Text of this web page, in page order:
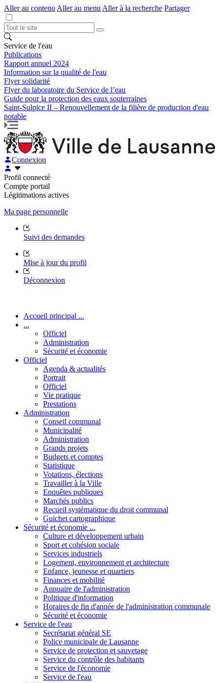
Aller au contenu Aller au menu Aller à la recherche Partager
Service de l'eau
Publications
Rapport annuel 2024
Information sur la qualité de l'eau
Flyer solidarité
Flyer du laboratoire du Service de l’eau
Guide pour la protection des eaux souterraines
Saint-Sulpice II – Renouvellement de la filière de production d'eau
potable
Connexion
Profil connecté
Compte portail
Légitimations actives
Ma page personnelle
Suivi des demandes
Mise à jour du profil
Déconnexion
Accueil principal ...
...
Officiel
Administration
Sécurité et économie
Officiel
Agenda & actualités
Portrait
Officiel
Vie pratique
Prestations
Administration
Conseil communal
Municipalité
Administration
Grands projets
Budgets et comptes
Statistique
Votations, élections
Travailler à la Ville
Enquêtes publiques
Marchés publics
Recueil systématique du droit communal
Guichet cartographique
Sécurité et économie ...
Culture et développement urbain
Sport et cohésion sociale
Services industriels
Logement, environnement et architecture
Enfance, jeunesse et quartiers
Finances et mobilité
Annuaire de l'administration
Politique d'information
Horaires de fin d'année de l'administration communale
Sécurité et économie
Service de l'eau
Secrétariat général SE
Police municipale de Lausanne
Service de protection et sauvetage
Service du contrôle des habitants
Service de l'économie
Service de l'eau